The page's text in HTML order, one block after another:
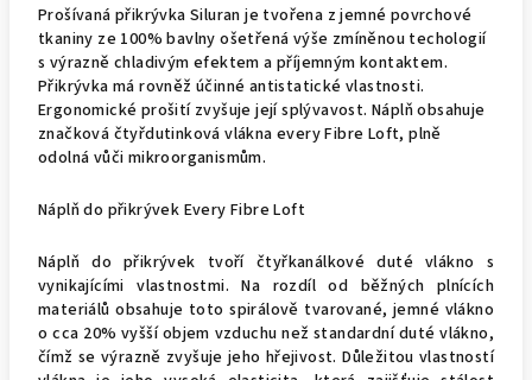
Prošívaná přikrývka Siluran je tvořena z jemné povrchové
tkaniny ze 100% bavlny ošetřená výše zmíněnou techologií
s výrazně chladivým efektem a příjemným kontaktem.
Přikrývka má rovněž účinné antistatické vlastnosti.
Ergonomické prošití zvyšuje její splývavost. Náplň obsahuje
značková čtyřdutinková vlákna every Fibre Loft, plně
odolná vůči mikroorganismům.
Náplň do přikrývek Every Fibre Loft
Náplň do přikrývek tvoří čtyřkanálkové duté vlákno s
vynikajícími vlastnostmi. Na rozdíl od běžných plnících
materiálů obsahuje toto spirálově tvarované, jemné vlákno
o cca 20% vyšší objem vzduchu než standardní duté vlákno,
čímž se výrazně zvyšuje jeho hřejivost. Důležitou vlastností